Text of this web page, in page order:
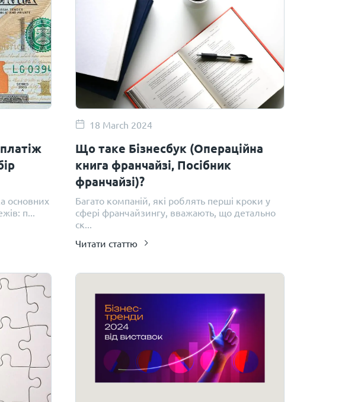
основних
п...
18 March 2024
Що таке Бізнесбук (Операційна
книга франчайзі, Посібник
франчайзі)?
Багато компаній, які роблять перші кроки у
сфері франчайзингу, вважають, що детально
ск...
Читати статтю